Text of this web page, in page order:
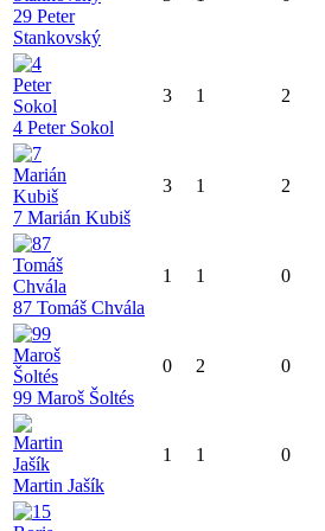
29 Peter
Stankovský
4 Peter Sokol
3 1 2
7 Marián Kubiš
3 1 2
87 Tomáš Chvála
1 1 0
99 Maroš Šoltés
0 2 0
Martin Jašík
1 1 0